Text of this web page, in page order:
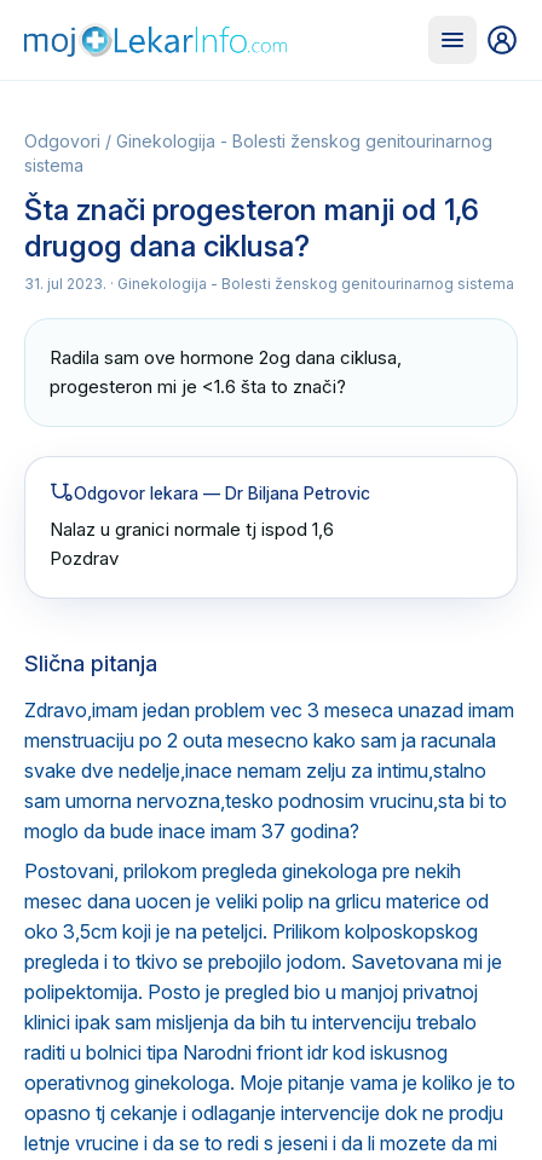
Odgovori / Ginekologija - Bolesti ženskog genitourinarnog
sistema
Šta znači progesteron manji od 1,6
drugog dana ciklusa?
31. jul 2023. · Ginekologija - Bolesti ženskog genitourinarnog sistema
Radila sam ove hormone 2og dana ciklusa,
progesteron mi je <1.6 šta to znači?
Odgovor lekara — Dr Biljana Petrovic
Nalaz u granici normale tj ispod 1,6
Pozdrav
Slična pitanja
Zdravo,imam jedan problem vec 3 meseca unazad imam
menstruaciju po 2 outa mesecno kako sam ja racunala
svake dve nedelje,inace nemam zelju za intimu,stalno
sam umorna nervozna,tesko podnosim vrucinu,sta bi to
moglo da bude inace imam 37 godina?
Postovani, prilokom pregleda ginekologa pre nekih
mesec dana uocen je veliki polip na grlicu materice od
oko 3,5cm koji je na peteljci. Prilikom kolposkopskog
pregleda i to tkivo se prebojilo jodom. Savetovana mi je
polipektomija. Posto je pregled bio u manjoj privatnoj
klinici ipak sam misljenja da bih tu intervenciju trebalo
raditi u bolnici tipa Narodni friont idr kod iskusnog
operativnog ginekologa. Moje pitanje vama je koliko je to
opasno tj cekanje i odlaganje intervencije dok ne prodju
letnje vrucine i da se to redi s jeseni i da li mozete da mi